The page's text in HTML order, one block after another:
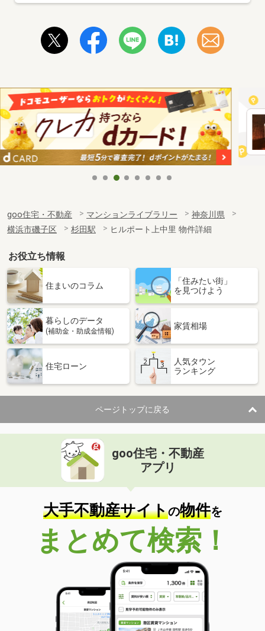
goo住宅・不動産 マンションライブラリー
神奈川県
横浜市磯子区
杉田駅 ヒルポート上中里 物件詳細
お役立ち情報
住まいのコラム
「住みたい街」
を見つけよう
暮らしのデータ
(補助金・助成金情報)
家賃相場
住宅ローン
人気タウン
ランキング
ページトップに戻る
goo住宅・不動産
アプリ
大手不動産サイトの物件を
まとめて検索！